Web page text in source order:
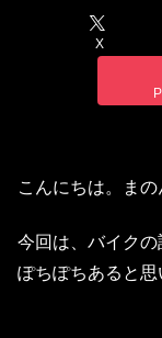
X
こんにちは。まの
今回は、バイクの
ぽちぽちあると思